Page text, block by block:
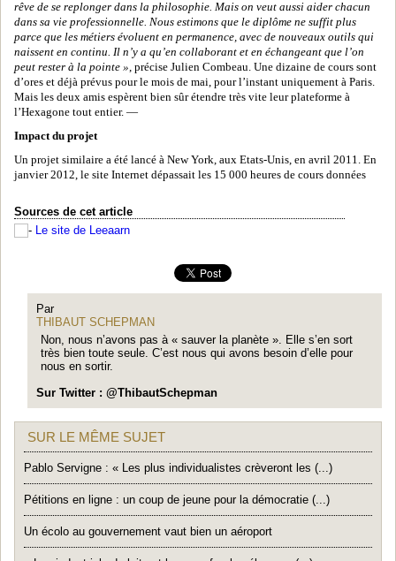
rêve de se replonger dans la philosophie. Mais on veut aussi aider chacun
dans sa vie professionnelle. Nous estimons que le diplôme ne suffit plus
parce que les métiers évoluent en permanence, avec de nouveaux outils qui
naissent en continu. Il n’y a qu’en collaborant et en échangeant que l’on
peut rester à la pointe », précise Julien Combeau. Une dizaine de cours sont
d’ores et déjà prévus pour le mois de mai, pour l’instant uniquement à Paris.
Mais les deux amis espèrent bien sûr étendre très vite leur plateforme à
l’Hexagone tout entier. —
Impact du projet
Un projet similaire a été lancé à New York, aux Etats-Unis, en avril 2011. En
janvier 2012, le site Internet dépassait les 15 000 heures de cours données
Sources de cet article
Le site de Leeaarn
Par
THIBAUT SCHEPMAN
Non, nous n’avons pas à « sauver la planète ». Elle s’en sort
très bien toute seule. C’est nous qui avons besoin d’elle pour
nous en sortir.
Sur Twitter : @ThibautSchepman
SUR LE MÊME SUJET
Pablo Servigne : « Les plus individualistes crèveront les (...)
Pétitions en ligne : un coup de jeune pour la démocratie (...)
Un écolo au gouvernement vaut bien un aéroport